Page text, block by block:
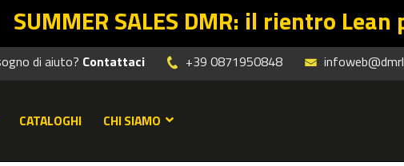
SALES DMR: il rientro Lean parte
di aiuto? Contattaci +39 0871950848
CATALOGHI CHI SIAMO